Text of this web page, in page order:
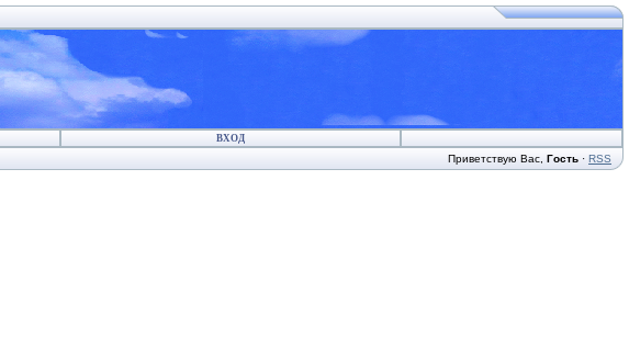
ВХОД
Приветствую Вас Гость · RSS